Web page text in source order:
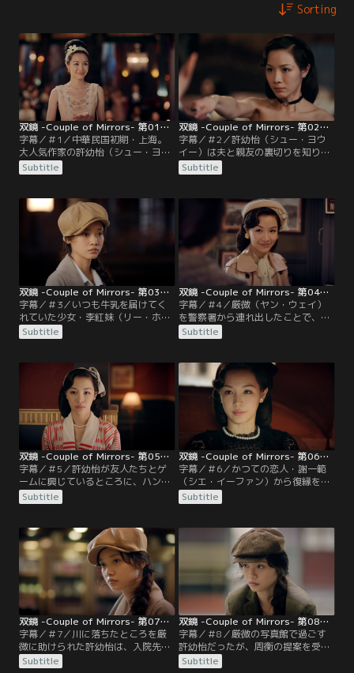
Sorting
双鏡 -Couple of Mirrors- 第01話／字幕
字幕／＃1／中華民国初期・上海。
大人気作家の許幼怡（シュー・ヨウ
イー）は、優しく裕福な夫の周衡
（ジョウ・ホン）と、親友でありビ
ャン・ワン）に支えられ、華やかで
充実した日々を送っていた。ある日
3人は、ショー会場で有名マジシャ
ン・甄善（ジェン・シャン）が殺害
される事件に遭遇する。その夜、張
晩を家に送り届けた周衡が…。
Subtitle
双鏡 -Couple of Mirrors- 第02話／字幕
字幕／＃2／許幼怡（シュー・ヨウ
イー）は夫と親友の裏切りを知り、
深いショックを受ける。失意の中あ
てもなく歩いていると、以前訪れた
怡。そこで写真館の店主である厳微
（ヤン・ウェイ）の不器用な優しさ
に触れるのだった。張晩（ジャン・
ワン）をマネージャー職から解雇し
た許幼怡は…。
Subtitle
双鏡 -Couple of Mirrors- 第03話／字幕
字幕／＃3／いつも牛乳を届けてく
れていた少女・李紅妹（リー・ホン
メイ）がしばらく姿を見せず、心配
になる厳微（ヤン・ウェイ）。李紅
ら、彼女が交通事故で亡くなったこ
とを聞く。事故の経緯を知った厳微
Subtitle
双鏡 -Couple of Mirrors- 第04話／字幕
字幕／＃4／厳微（ヤン・ウェイ）
を警察署から連れ出したことで、距
離が近づく許幼怡（シュー・ヨウイ
ー）と厳微。そんな中、張晩（ジャ
ルに報道される。許幼怡は世間から
厳しい批判の目を向けられ、新刊の
不買運動が起こる。一方、刑事・姜
斌（ジャン・ビン）は捜査を進め、
連続する事件の犯人は女性であると
いう確信を深めていく。
Subtitle
双鏡 -Couple of Mirrors- 第05話／字幕
字幕／＃5／許幼怡が友人たちとゲ
ームに興じているところに、ハンサ
ムと話題の新聞記者・謝一範が現れ
る。かつて恋人同士だった許幼怡は
Subtitle
双鏡 -Couple of Mirrors- 第06話／字幕
字幕／＃6／かつての恋人・謝一範
（シエ・イーファン）から復縁を求
められる許幼怡（シュー・ヨウイ
ー）。一方周（ジョウ）家は許幼怡
次へと偽のニュースを準備する。強
い憤りを感じる許幼怡だが、世間か
ら殺人犯扱いをされることに憔悴
し、自らの立場と理想との間で葛藤
する……。
Subtitle
双鏡 -Couple of Mirrors- 第07話／字幕
字幕／＃7／川に落ちたところを厳
微に助けられた許幼怡は、入院先で
妊娠していることを告げられる。そ
Subtitle
双鏡 -Couple of Mirrors- 第08話／字幕
字幕／＃8／厳微の写真館で過ごす
許幼怡だったが、周衡の提案を受け
入れ、周家に戻ることに。しかし厳
Subtitle